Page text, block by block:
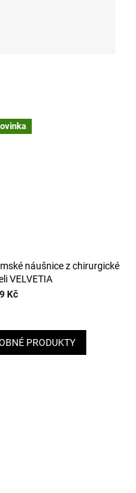
náušnice z chirurgické
VELVETIA
Kč
PRODUKTY